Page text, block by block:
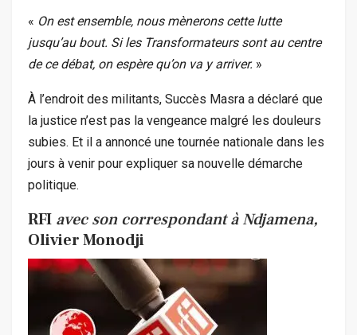
« On est ensemble, nous mènerons cette lutte
jusqu’au bout. Si les Transformateurs sont au centre
de ce débat, on espère qu’on va y arriver. »
À l’endroit des militants, Succès Masra a déclaré que
la justice n’est pas la vengeance malgré les douleurs
subies. Et il a annoncé une tournée nationale dans les
jours à venir pour expliquer sa nouvelle démarche
politique.
RFI avec son correspondant à Ndjamena,
Olivier Monodji